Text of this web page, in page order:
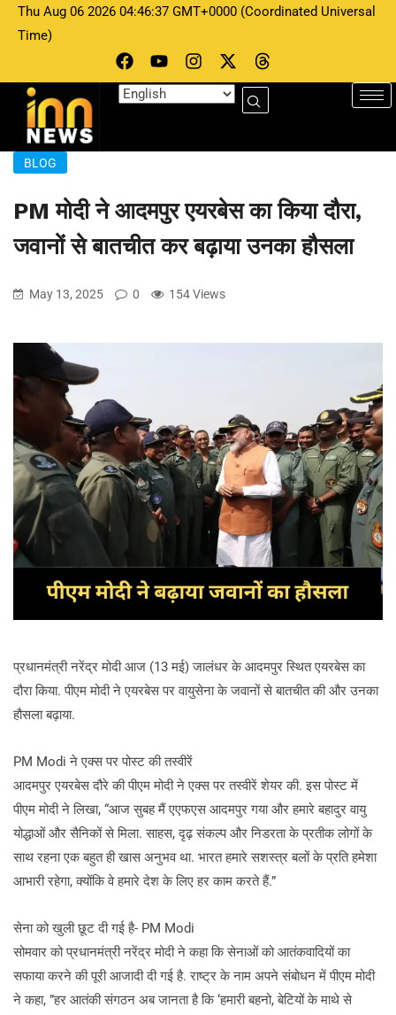
Thu Aug 06 2026 04:46:37 GMT+0000 (Coordinated Universal
Time)
BLOG
PM मोदी ने आदमपुर एयरबेस का किया दौरा,
जवानों से बातचीत कर बढ़ाया उनका हौसला
May 13, 2025 0 154 Views
प्रधानमंत्री नरेंद्र मोदी आज (13 मई) जालंधर के आदमपुर स्थित एयरबेस का
दौरा किया. पीएम मोदी ने एयरबेस पर वायुसेना के जवानों से बातचीत की और उनका
हौसला बढ़ाया.
PM Modi ने एक्स पर पोस्ट की तस्वीरें
आदमपुर एयरबेस दौरे की पीएम मोदी ने एक्स पर तस्वीरें शेयर की. इस पोस्ट में
पीएम मोदी ने लिखा, “आज सुबह मैं एएफएस आदमपुर गया और हमारे बहादुर वायु
योद्धाओं और सैनिकों से मिला. साहस, दृढ़ संकल्प और निडरता के प्रतीक लोगों के
साथ रहना एक बहुत ही खास अनुभव था. भारत हमारे सशस्त्र बलों के प्रति हमेशा
आभारी रहेगा, क्योंकि वे हमारे देश के लिए हर काम करते हैं.”
सेना को खुली छूट दी गई है- PM Modi
सोमवार को प्रधानमंत्री नरेंद्र मोदी ने कहा कि सेनाओं को आतंकवादियों का
सफाया करने की पूरी आजादी दी गई है. राष्ट्र के नाम अपने संबोधन में पीएम मोदी
ने कहा, ”हर आतंकी संगठन अब जानता है कि ‘हमारी बहनो, बेटियों के माथे से